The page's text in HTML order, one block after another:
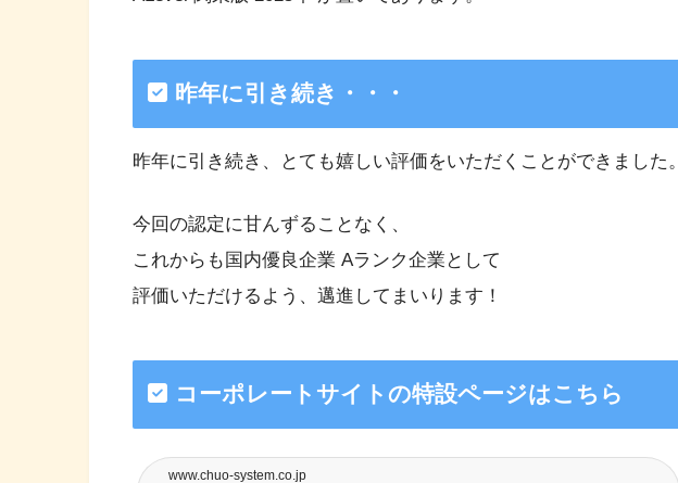
昨年に引き続き・・・
昨年に引き続き、とても嬉しい評価をいただくことができました。
今回の認定に甘んずることなく、
これからも国内優良企業 Aランク企業として
評価いただけるよう、邁進してまいります！
コーポレートサイトの特設ページはこちら
www.chuo-system.co.jp